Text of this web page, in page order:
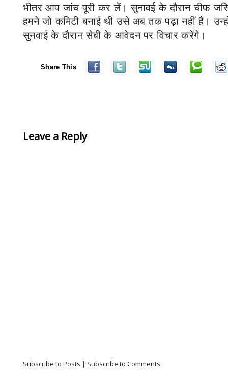
भीतर आप जांच पूरी कर लें। सुनावई के दौरान चीफ
हमने जो कमिटी बनाई थी उसे अब तक पढ़ा नहीं है।
सुनवाई के दौरान सेबी के आवेदन पर विचार करेंगे।
Share This
Leave a Reply
Subscribe to Posts | Subscribe to Comments